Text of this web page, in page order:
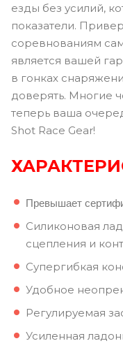
езды без усилий,
показатели.
соревнованиям
является вашей
в гонках
доверять. Многие
теперь ваша
Shot Race Gear!
Превышает
Силиконовая
сцепления и
Супергибкая
Удобное
Регулируемая
Усиленная